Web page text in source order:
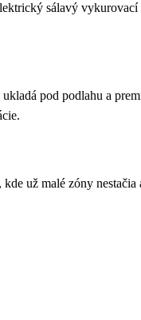
sálavý
pod podlahu a
už malé zóny